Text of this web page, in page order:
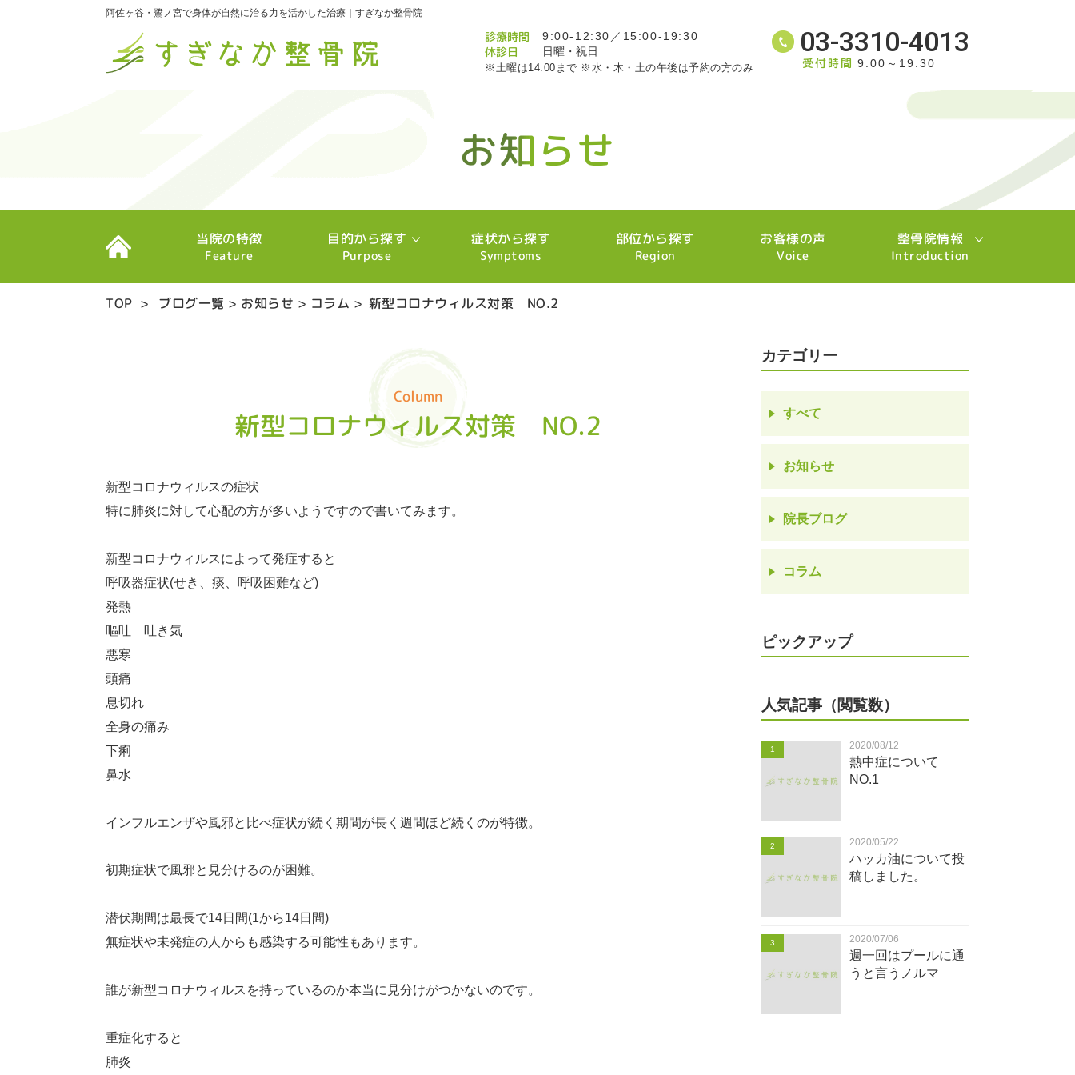
阿佐ヶ谷・鷺ノ宮で身体が自然に治る力を活かした治療｜すぎなか整骨院
診療時間 9:00-12:30／15:00-19:30
休診日 日曜・祝日
※土曜は14:00まで ※水・木・土の午後は予約の方のみ
03-3310-4013
受付時間 9:00～19:30
お知らせ
お知らせ
お知らせ
お知らせ
お知らせ
お知らせ
お知らせ
お知らせ
お知らせ
お知らせ
お知らせ
お知らせ
お知らせ
お知らせ
お知らせ
お知らせ
お知らせ
お知らせ
お知らせ
お知らせ
お知らせ
お知らせ
お知らせ
お知らせ
お知らせ
お知らせ
お知らせ
お知らせ
お知らせ
お知らせ
お知らせ
お知らせ
お知らせ
お知らせ
お知らせ
お知らせ
お知らせ
お知らせ
お知らせ
お知らせ
お知らせ
お知らせ
お知らせ
お知らせ
お知らせ
お知らせ
お知らせ
お知らせ
お知らせ
お知らせ
お知らせ
お知らせ
お知らせ
お知らせ
お知らせ
お知らせ
お知らせ
お知らせ
お知らせ
お知らせ
お知らせ
お知らせ
お知らせ
お知らせ
お知らせ
お知らせ
当院の特徴
Feature
目的から探す
Purpose
症状から探す
Symptoms
部位から探す
Region
お客様の声
Voice
整骨院情報
Introduction
TOP > ブログ一覧 > お知らせ > コラム > 新型コロナウィルス対策 NO.2
Column
新型コロナウィルス対策 NO.2
新型コロナウィルスの症状
特に肺炎に対して心配の方が多いようですので書いてみます。
新型コロナウィルスによって発症すると
呼吸器症状(せき、痰、呼吸困難など)
発熱
嘔吐 吐き気
悪寒
頭痛
息切れ
全身の痛み
下痢
鼻水
インフルエンザや風邪と比べ症状が続く期間が長く週間ほど続くのが特徴。
初期症状で風邪と見分けるのが困難。
潜伏期間は最長で14日間(1から14日間)
無症状や未発症の人からも感染する可能性もあります。
誰が新型コロナウィルスを持っているのか本当に見分けがつかないのです。
重症化すると
肺炎
カテゴリー
すべて
お知らせ
院長ブログ
コラム
ピックアップ
人気記事（閲覧数）
1 2020/08/12
熱中症について
NO.1
2 2020/05/22
ハッカ油について投
稿しました。
3 2020/07/06
週一回はプールに通
うと言うノルマ